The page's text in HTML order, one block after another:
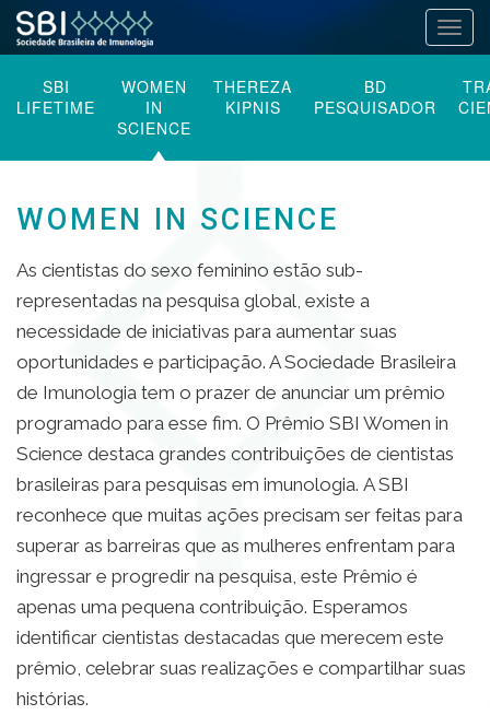
Pular
para
o
SBI
LIFETIME
WOMEN
IN
SCIENCE
THEREZA
KIPNIS
BD
PESQUISADOR
WOMEN IN SCIENCE
As cientistas do sexo feminino estão sub-
representadas na pesquisa global, existe a
necessidade de iniciativas para aumentar suas
oportunidades e participação. A Sociedade Brasileira
de Imunologia tem o prazer de anunciar um prêmio
programado para esse fim. O Prêmio SBI Women in
Science destaca grandes contribuições de cientistas
brasileiras para pesquisas em imunologia. A SBI
reconhece que muitas ações precisam ser feitas para
superar as barreiras que as mulheres enfrentam para
ingressar e progredir na pesquisa, este Prêmio é
apenas uma pequena contribuição. Esperamos
identificar cientistas destacadas que merecem este
prêmio, celebrar suas realizações e compartilhar suas
histórias.